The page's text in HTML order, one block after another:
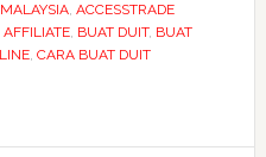
, ACCESSTRADE
AFFILIATE, BUAT DUIT, BUAT
, CARA BUAT DUIT